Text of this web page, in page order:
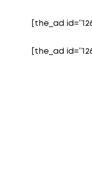
[the_ad
[the_ad